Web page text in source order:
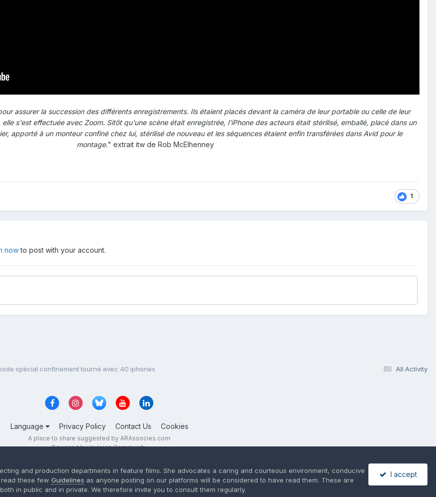
assurer la succession des différents enregistrements. Ils étaient placés devant la caméra de leur portable ou celle de leur
s'est effectuée avec Zoom. Sitôt qu'une scène était enregistrée, l'iPhone des acteurs était stérilisé, emballé, placé dans un
apporté à un monteur confiné chez lui, stérilisé de nouveau et les séquences étaient enfin transférées dans Avid pour le
montage." extrait itw de Rob McElhenney
1
nowto post with your account.
All Activity
spécial confinement tourné avec 40 iphones
Language Privacy Policy Contact Us Cookies
A place to share suggested by ARAssocies.com
Powered by Invision Community
and production departments in feature films. She advocates a caring and courteous environment, conducive
these few Guidelines as anyone posting on our platforms will be considered to have read them. These are
in public and in private. We therefore invite you to consult them regularly.
I accept